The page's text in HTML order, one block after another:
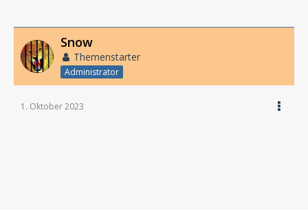
Snow
Themenstarter
Administrator
1. Oktober 2023